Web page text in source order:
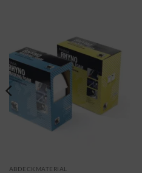
ABDECKMATERIAL